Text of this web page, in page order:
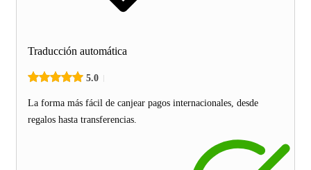
Traducción automática
5.0
La forma más fácil de canjear pagos internacionales, desde
regalos hasta transferencias.